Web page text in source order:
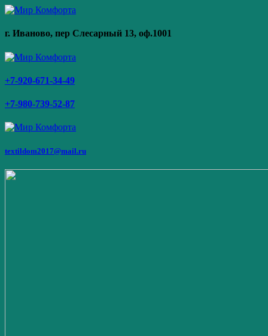
г. Иваново, пер Слесарный 13, оф.1001
+7-920-671-34-49
+7-980-739-52-87
textildom2017@mail.ru